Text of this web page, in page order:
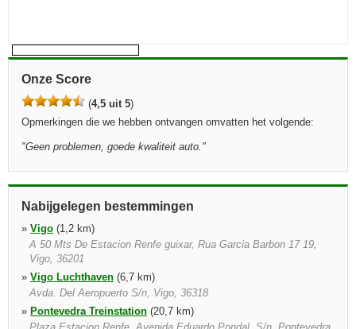
Onze Score
(4,5 uit 5)
Opmerkingen die we hebben ontvangen omvatten het volgende:
"Geen problemen, goede kwaliteit auto. "
Nabijgelegen bestemmingen
» Vigo (1,2 km)
A 50 Mts De Estacion Renfe guixar, Rua Garcia Barbon 17 19,
Vigo, 36201
» Vigo Luchthaven (6,7 km)
Avda. Del Aeropuerto S/n, Vigo, 36318
» Pontevedra Treinstation (20,7 km)